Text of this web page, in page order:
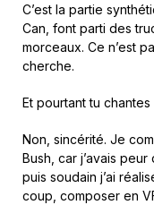
C’est la partie
Can, font parti des
morceaux. Ce n’est
cherche.
Et pourtant tu
Non, sincérité. Je
Bush, car j’avais
puis soudain j’ai
coup, composer en